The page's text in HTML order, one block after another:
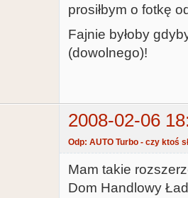
prosiłbym o fotkę
Fajnie byłoby
(dowolnego)!
2008-02-06
Odp: AUTO Turbo - czy ktoś
Mam takie
Dom Handlowy